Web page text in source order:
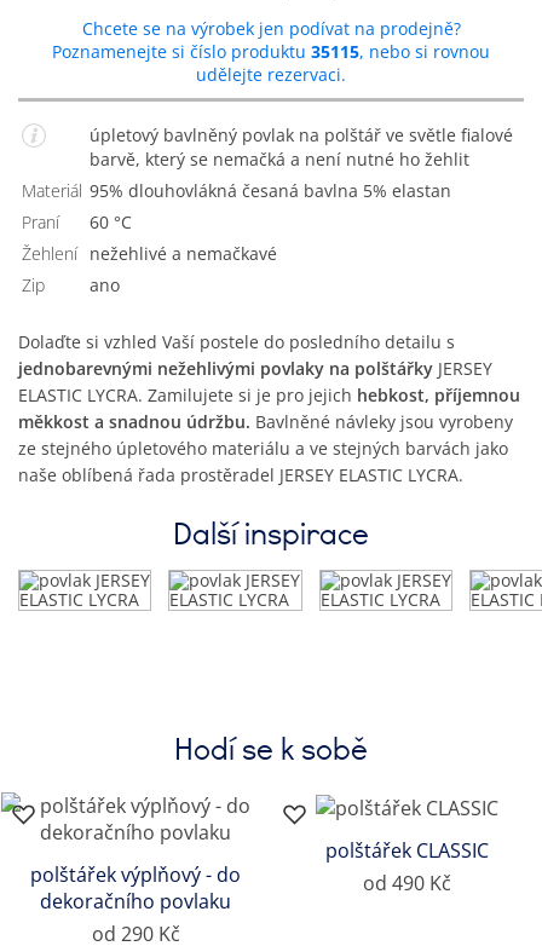
Chcete se na výrobek jen podívat na prodejně?
Poznamenejte si číslo produktu 35115, nebo si rovnou
udělejte rezervaci.
úpletový bavlněný povlak na polštář ve světle fialové
barvě, který se nemačká a není nutné ho žehlit
Materiál
95% dlouhovlákná česaná bavlna 5% elastan
Praní
60 °C
Žehlení
nežehlivé a nemačkavé
Zip
Ano
Dolaďte si vzhled Vaší postele do posledního detailu s
jednobarevnými nežehlivými povlaky na polštářky JERSEY
ELASTIC LYCRA. Zamilujete si je pro jejich hebkost, příjemnou
měkkost a snadnou údržbu. Bavlněné návleky jsou vyrobeny
ze stejného úpletového materiálu a ve stejných barvách jako
naše oblíbená řada prostěradel JERSEY ELASTIC LYCRA.
Další inspirace
Hodí se k sobě
polštářek výplňový - do
dekoračního povlaku
od 290 Kč
polštářek CLASSIC
od 490 Kč